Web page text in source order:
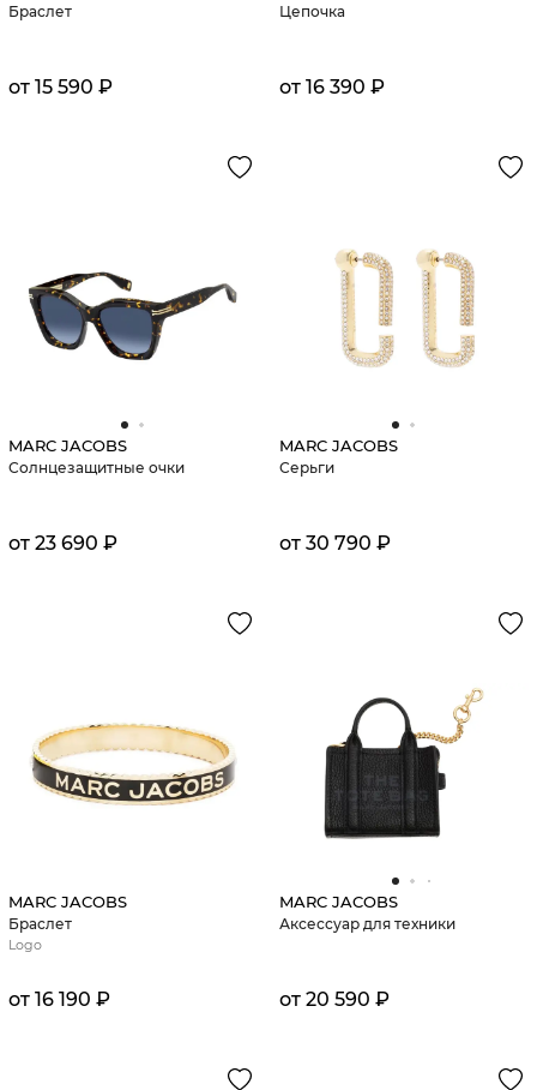
Браслет
от 15 590 ₽
Цепочка
от 16 390 ₽
MARC JACOBS
Солнцезащитные очки
от 23 690 ₽
MARC JACOBS
Серьги
от 30 790 ₽
MARC JACOBS
Браслет
Logo
от 16 190 ₽
MARC JACOBS
Аксессуар для техники
от 20 590 ₽